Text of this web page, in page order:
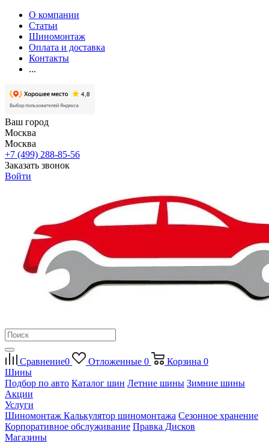
О компании
Статьи
Шиномонтаж
Оплата и доставка
Контакты
...
Ваш город
Москва
Москва
+7 (499) 288-85-56
Заказать звонок
Войти
Сравнение0 Отложенные 0 Корзина 0
Шины
Подбор по авто Каталог шин Летние шины Зимние шины
Акции
Услуги
Шиномонтаж Калькулятор шиномонтажа Сезонное хранение
Корпоративное обслуживание Правка Дисков
Магазины